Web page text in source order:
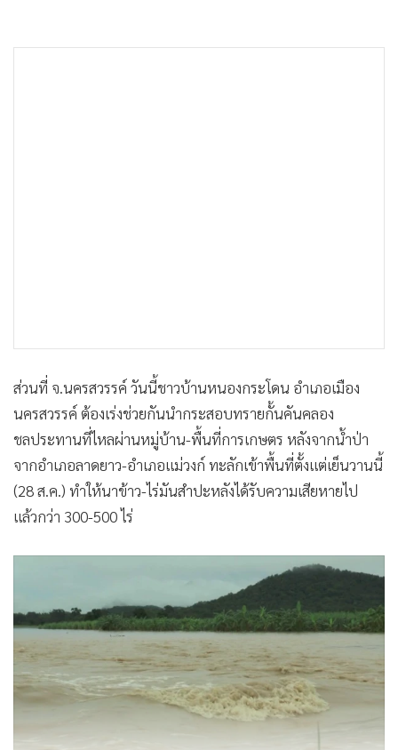
ส่วนที่ จ.นครสวรรค์ วันนี้ชาวบ้านหนองกระโดน อำเภอเมือง
นครสวรรค์ ต้องเร่งช่วยกันนำกระสอบทรายกั้นคันคลอง
ชลประทานที่ไหลผ่านหมู่บ้าน-พื้นที่การเกษตร หลังจากน้ำป่า
จากอำเภอลาดยาว-อำเภอแม่วงก์ ทะลักเข้าพื้นที่ตั้งแต่เย็นวานนี้
(28 ส.ค.) ทำให้นาข้าว-ไร่มันสำปะหลังได้รับความเสียหายไป
แล้วกว่า 300-500 ไร่